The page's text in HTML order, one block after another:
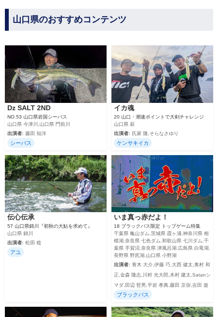
山口県のおすすめコンテンツ
Dz SALT 2ND
NO.53 山口県岩国シーバス
山口県 今津川,山口県 門前川
出演者: 藤田 知洋
シーバス
イカ魂
20 山口・潮速ポイントで大剣チャレンジ
山口県 萩
出演者: 氏家 隆,そらなさゆり
ケンサキイカ
伝心伝承
57 山口県錦川『初秋の大鮎を求めて』
山口県 錦川
出演者: 松田 稔
アユ
いま真っ赤だよ！
18 ブラックバス限定 トップゲーム特集
千葉県 亀山ダム,茨城県 霞ヶ浦,神奈川県 相
模湖,奈良県 七色ダム,和歌山県 七川ダム,千
葉県 手賀沼,奈良県 津風呂湖,広島県 白竜湖,
長野県 野尻湖,山口県 小野湖
出演者: 青木 大介,伊藤 巧,大西 健太,奥村 和
正,金森 隆志,川村 光大郎,木村 建太,Satanシ
マダ,田辺 哲男,平岩 孝典,藤田 京弥,吉田 遊
ブラックバス